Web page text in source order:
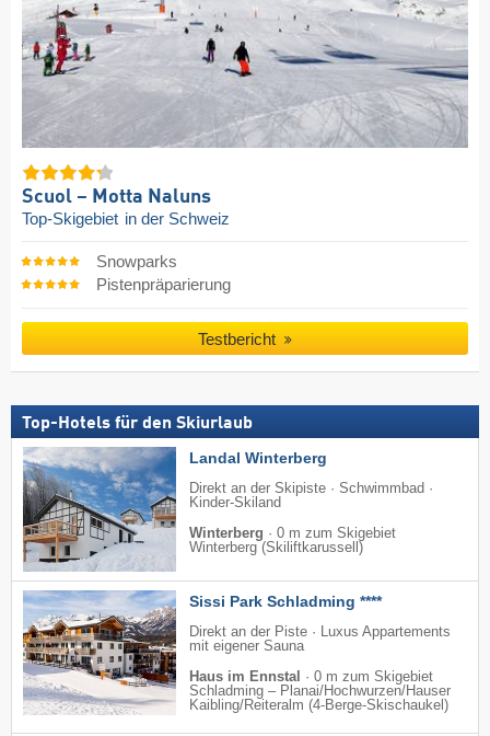
Scuol – Motta Naluns
Top-Skigebiet in der Schweiz
Snowparks
Pistenpräparierung
Testbericht
Top-Hotels für den Skiurlaub
Landal Winterberg
Direkt an der Skipiste · Schwimmbad ·
Kinder-Skiland
Winterberg · 0 m zum Skigebiet
Winterberg (Skiliftkarussell)
Sissi Park Schladming ****
Direkt an der Piste · Luxus Appartements
mit eigener Sauna
Haus im Ennstal
· 0 m zum Skigebiet
Schladming – Planai/​Hochwurzen/​Hauser
Kaibling/​Reiteralm (4-Berge-Skischaukel)